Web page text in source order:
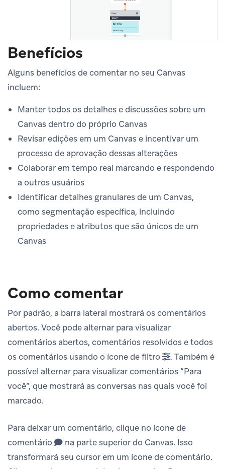
Benefícios
Alguns benefícios de comentar no seu Canvas
incluem:
Manter todos os detalhes e discussões sobre um
Canvas dentro do próprio Canvas
Revisar edições em um Canvas e incentivar um
processo de aprovação dessas alterações
Colaborar em tempo real marcando e respondendo
a outros usuários
Identificar detalhes granulares de um Canvas,
como segmentação específica, incluindo
propriedades e atributos que são únicos de um
Canvas
Como comentar
Por padrão, a barra lateral mostrará os comentários
abertos. Você pode alternar para visualizar
comentários abertos, comentários resolvidos e todos
os comentários usando o ícone de filtro
. Também é
possível alternar para visualizar comentários “Para
você”, que mostrará as conversas nas quais você foi
marcado.
Para deixar um comentário, clique no ícone de
comentário
na parte superior do Canvas. Isso
transformará seu cursor em um ícone de comentário.